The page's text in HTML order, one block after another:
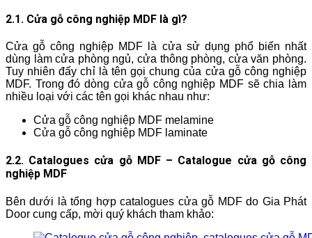
2.1. Cửa gỗ công nghiệp MDF là gì?
Cửa gỗ công nghiệp MDF là cửa sử dụng phổ biến nhất
dùng làm cửa phòng ngủ, cửa thông phòng, cửa văn phòng.
Tuy nhiên đấy chỉ là tên gọi chung của cửa gỗ công nghiệp
MDF. Trong đó dòng cửa gỗ công nghiệp MDF sẽ chia làm
nhiều loại với các tên gọi khác nhau như:
Cửa gỗ công nghiệp MDF melamine
Cửa gỗ công nghiệp MDF laminate
2.2. Catalogues cửa gỗ MDF – Catalogue cửa gỗ công
nghiệp MDF
Bên dưới là tổng hợp catalogues cửa gỗ MDF do Gia Phát
Door cung cấp, mời quý khách tham khảo: